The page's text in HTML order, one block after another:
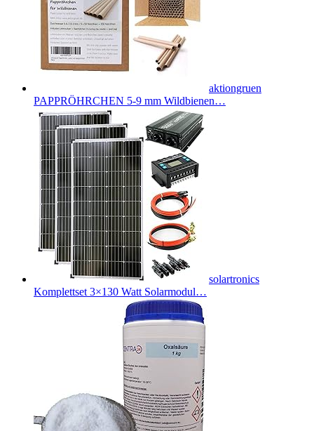
aktiongruen
PAPPRÖHRCHEN 5-9 mm Wildbienen…
solartronics
Komplettset 3×130 Watt Solarmodul…